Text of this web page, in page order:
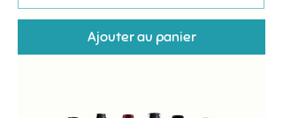
Ajouter au panier